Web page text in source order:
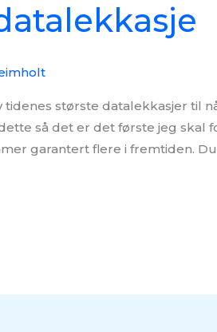
tidenes største datalekkasjer til
så det er det første jeg skal
garantert flere i fremtiden.